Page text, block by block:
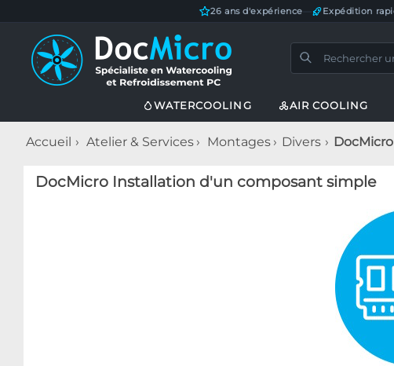
26 ans d'expérience Expédition
WATERCOOLING AIR COOLING
Accueil Atelier & Services Montages Divers
DocMicro Installation d'un composant simple